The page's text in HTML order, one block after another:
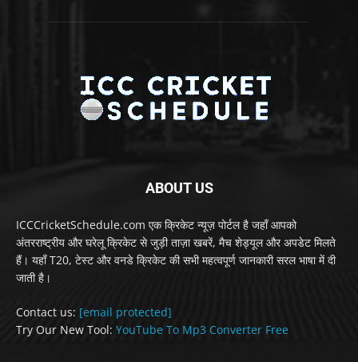
ABOUT US
ICCCricketSchedule.com एक क्रिकेट न्यूज़ पोर्टल है जहाँ आपको
अंतरराष्ट्रीय और घरेलू क्रिकेट से जुड़ी ताज़ा खबरें, मैच शेड्यूल और अपडेट मिलते
हैं। यहाँ T20, टेस्ट और वनडे क्रिकेट की सभी महत्वपूर्ण जानकारी सरल भाषा में दी
जाती है।
Contact us: [email protected]
Try Our New Tool: YouTube To Mp3 Converter Free